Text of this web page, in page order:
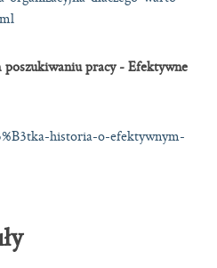
pracy - Efektywne
historia-o-efektywnym-